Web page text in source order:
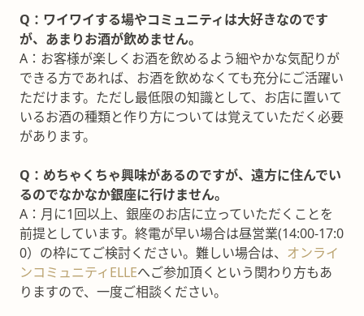
Q：ワイワイする場やコミュニティは大好きなのです
が、あまりお酒が飲めません。
A：お客様が楽しくお酒を飲めるよう細やかな気配りが
できる方であれば、お酒を飲めなくても充分にご活躍い
ただけます。ただし最低限の知識として、お店に置いて
いるお酒の種類と作り方については覚えていただく必要
があります。
Q：めちゃくちゃ興味があるのですが、遠方に住んでい
るのでなかなか銀座に行けません。
A：月に1回以上、銀座のお店に立っていただくことを
前提としています。終電が早い場合は昼営業(14:00-17:0
0）の枠にてご検討ください。難しい場合は、 オンライ
ンコミュニティELLEへご参加頂くという関わり方もあ
りますので、一度ご相談ください。